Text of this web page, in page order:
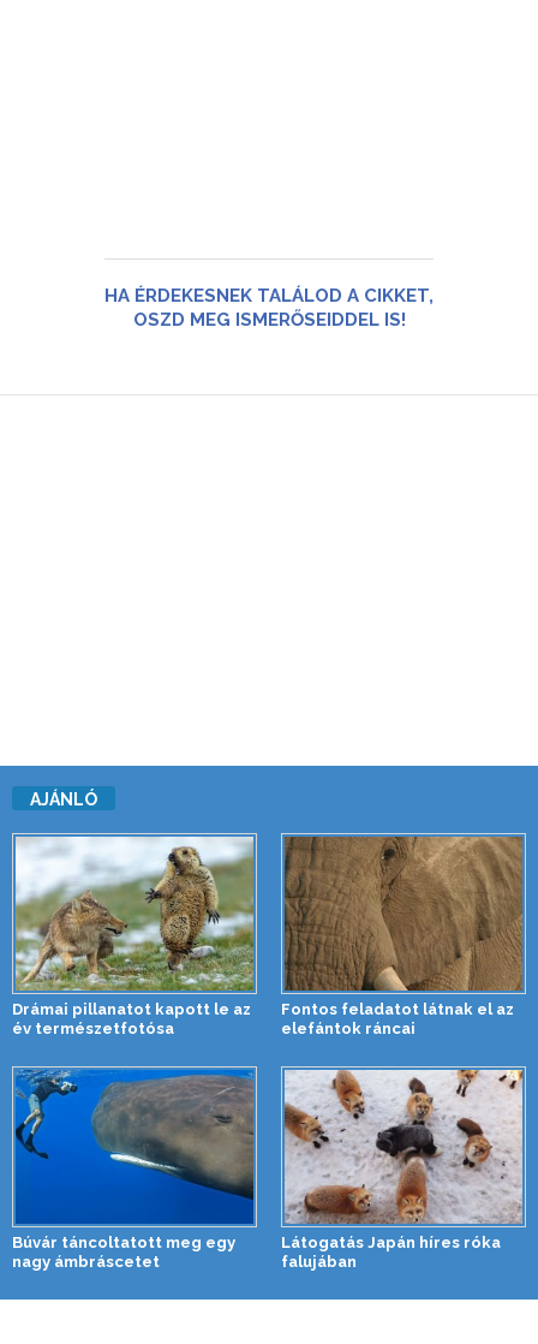
HA ÉRDEKESNEK TALÁLOD A CIKKET,
OSZD MEG ISMERŐSEIDDEL IS!
AJÁNLÓ
Drámai pillanatot kapott le az
év természetfotósa
Fontos feladatot látnak el az
elefántok ráncai
Búvár táncoltatott meg egy
nagy ámbráscetet
Látogatás Japán híres róka
falujában